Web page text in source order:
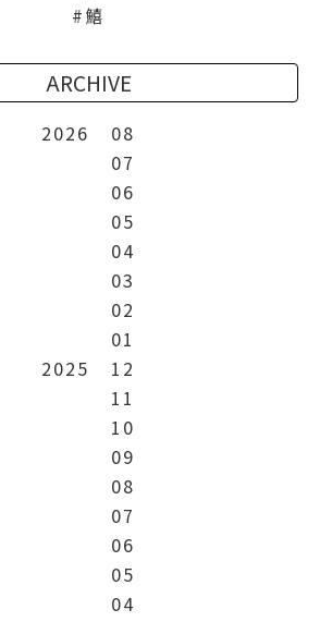
鱚
ARCHIVE
2026
08
07
06
05
04
03
02
01
2025
12
11
10
09
08
07
06
05
04